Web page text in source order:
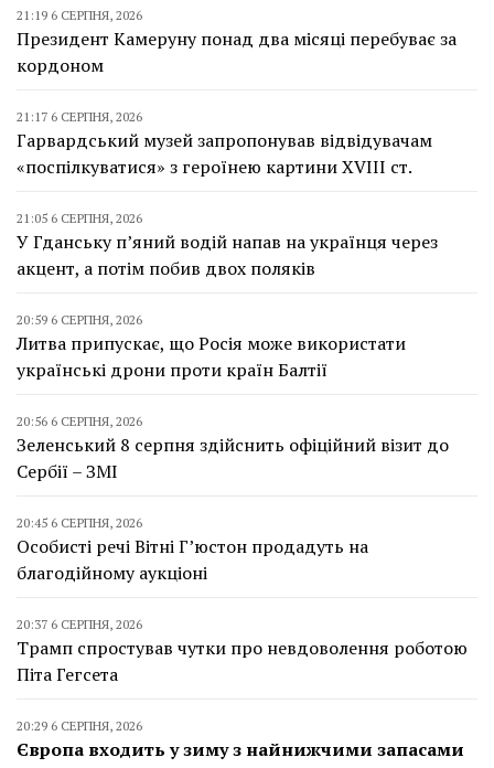
21:19 6 СЕРПНЯ, 2026
Президент Камеруну понад два місяці перебуває за
кордоном
21:17 6 СЕРПНЯ, 2026
Гарвардський музей запропонував відвідувачам
«поспілкуватися» з героїнею картини XVIII ст.
21:05 6 СЕРПНЯ, 2026
У Гданську п’яний водій напав на українця через
акцент, а потім побив двох поляків
20:59 6 СЕРПНЯ, 2026
Литва припускає, що Росія може використати
українські дрони проти країн Балтії
20:56 6 СЕРПНЯ, 2026
Зеленський 8 серпня здійснить офіційний візит до
Сербії – ЗМІ
20:45 6 СЕРПНЯ, 2026
Особисті речі Вітні Г’юстон продадуть на
благодійному аукціоні
20:37 6 СЕРПНЯ, 2026
Трамп спростував чутки про невдоволення роботою
Піта Гегсета
20:29 6 СЕРПНЯ, 2026
Європа входить у зиму з найнижчими запасами